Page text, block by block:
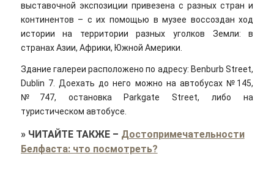
выставочной экспозиции привезена с разных стран и
континентов – с их помощью в музее воссоздан ход
истории на территории разных уголков Земли: в
странах Азии, Африки, Южной Америки.
Здание галереи расположено по адресу: Benburb Street,
Dublin 7. Доехать до него можно на автобусах №145,
№747, остановка Parkgate Street, либо на
туристическом автобусе.
» ЧИТАЙТЕ ТАКЖЕ– Достопримечательности
Белфаста: что посмотреть?